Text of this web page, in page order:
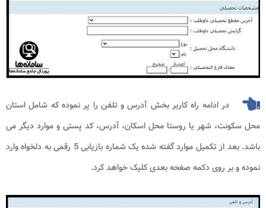
در ادامه راه کاربر بخش آدرس و تلفن را پر نموده که شامل استان
محل سکونت، شهر یا روستا محل اسکان، آدرس، کد پستی و موارد دیگر می
باشد. بعد از تکمیل موارد گفته شده یک شماره بازیابی 5 رقمی به دلخواه وارد
نموده و بر روی دکمه صفحه بعدی کلیک خواهد کرد.